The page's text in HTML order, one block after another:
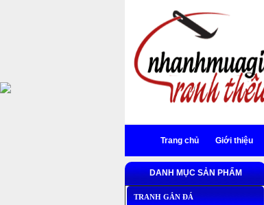
Trang chủ Giới thiệu
DANH MỤC SẢN PHẨM
TRANH GẮN ĐÁ